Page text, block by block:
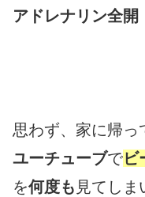
アドレナリン全開
思わず、家に帰っ
ユーチューブでビ
を何度も 見てしま